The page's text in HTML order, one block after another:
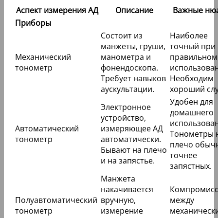
Аспект измерения АД Описание
Важные
Приборы
Механический
тонометр
Состоит из
манжеты, груши,
манометра и
фонендоскопа.
Требует навыков
аускультации.
Наиболее
точный при
правильном
Необходим
хороший
Автоматический
тонометр
Электронное
устройство,
измеряющее АД
автоматически.
Бывают на плечо
и на запястье.
Удобен для
домашнего
Тонометры
плечо
точнее
запястных.
Полуавтоматический
тонометр
Манжета
накачивается
вручную,
измерение
Компромисс
между